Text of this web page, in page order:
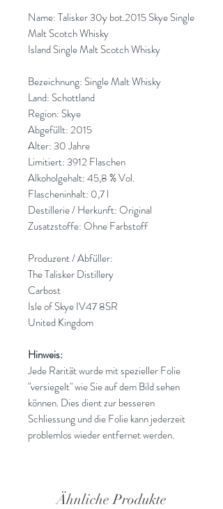
Name: Talisker 30y bot.2015 Skye Single
Malt Scotch Whisky
Island Single Malt Scotch Whisky
Bezeichnung: Single Malt Whisky
Land: Schottland
Region: Skye
Abgefüllt: 2015
Alter: 30 Jahre
Limitiert: 3912 Flaschen
Alkoholgehalt: 45,8 % Vol.
Flascheninhalt: 0,7 l
Destillerie / Herkunft: Original
Zusatzstoffe: Ohne Farbstoff
Produzent / Abfüller:
The Talisker Distillery
Carbost
Isle of Skye IV47 8SR
United Kingdom
Hinweis:
Jede Rarität wurde mit spezieller Folie
"versiegelt" wie Sie auf dem Bild sehen
können. Dies dient zur besseren
Schliessung und die Folie kann jederzeit
problemlos wieder entfernet werden.
Ähnliche Produkte